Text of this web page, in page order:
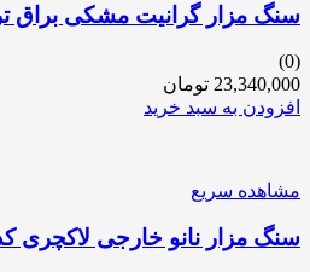
سنگ مزار گرانیت مشکی براق
(0)
23,340,000 تومان
افزودن به سبد خرید
مشاهده سریع
سنگ مزار نانو خارجی لاکچری کد